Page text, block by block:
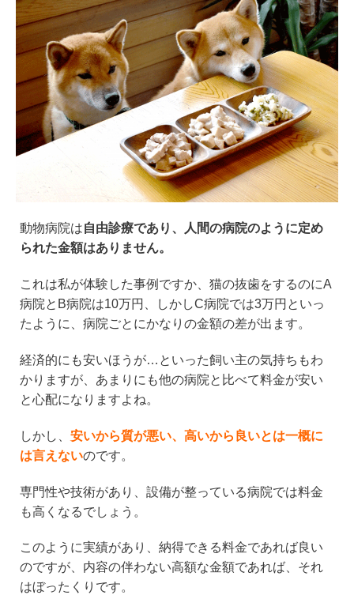
動物病院は自由診療であり、人間の病院のように定め
られた金額はありません。
これは私が体験した事例ですか、猫の抜歯をするのにA
病院とB病院は10万円、しかしC病院では3万円といっ
たように、病院ごとにかなりの金額の差が出ます。
経済的にも安いほうが…といった飼い主の気持ちもわ
かりますが、あまりにも他の病院と比べて料金が安い
と心配になりますよね。
しかし、 安いから質が悪い、高いから良いとは一概に
は言えないのです。
専門性や技術があり、設備が整っている病院では料金
も高くなるでしょう。
このように実績があり、納得できる料金であれば良い
のですが、内容の伴わない高額な金額であれば、それ
はぼったくりです。